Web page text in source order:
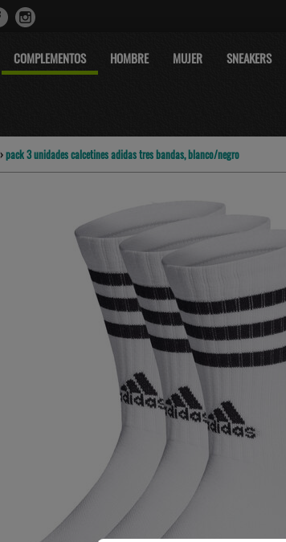
COMPLEMENTOS HOMBRE MUJER SNEAKERS
›pack 3 unidades calcetines adidas tres bandas, blanco/negro